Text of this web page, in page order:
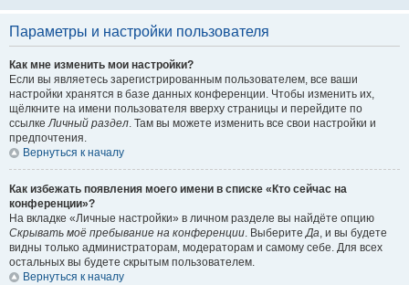
Параметры и настройки пользователя
Как мне изменить мои настройки?
Если вы являетесь зарегистрированным пользователем, все ваши
настройки хранятся в базе данных конференции. Чтобы изменить их,
щёлкните на имени пользователя вверху страницы и перейдите по
ссылкеЛичный раздел. Там вы можете изменить все свои настройки и
предпочтения.
Вернуться к началу
Как избежать появления моего имени в списке «Кто сейчас на
конференции»?
На вкладке «Личные настройки» в личном разделе вы найдёте опцию
Скрывать моё пребывание на конференции. ВыберитеДа, и вы будете
видны только администраторам, модераторам и самому себе. Для всех
остальных вы будете скрытым пользователем.
Вернуться к началу